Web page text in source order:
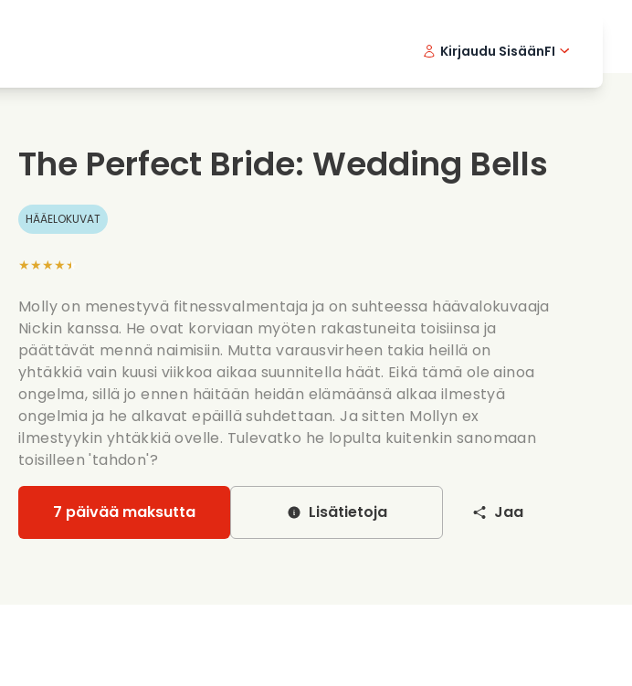
Treffielokuvat
Romanttiset sarjat
Haat
Kirjaudu SisäänFI
The Perfect Bride: Wedding Bells
HÄÄELOKUVAT
★★★★★
Molly on menestyvä fitnessvalmentaja ja on suhteessa häävalokuvaaja
Nickin kanssa. He ovat korviaan myöten rakastuneita toisiinsa ja
päättävät mennä naimisiin. Mutta varausvirheen takia heillä on
yhtäkkiä vain kuusi viikkoa aikaa suunnitella häät. Eikä tämä ole ainoa
ongelma, sillä jo ennen häitään heidän elämäänsä alkaa ilmestyä
ongelmia ja he alkavat epäillä suhdettaan. Ja sitten Mollyn ex
ilmestyykin yhtäkkiä ovelle. Tulevatko he lopulta kuitenkin sanomaan
toisilleen 'tahdon'?
7 päivää maksutta Lisätietoja Jaa